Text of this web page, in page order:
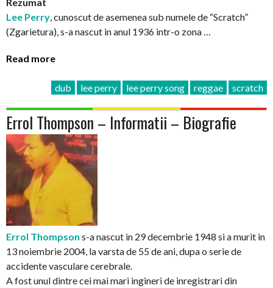
Lee Perry , cunoscut de asemenea sub numele de “Scratch”
(Zgarietura), s-a nascut in anul 1936 intr-o zona …
Read more
dub lee perry lee perry song reggae scratch
Errol Thompson – Informatii – Biografie
Errol Thompson s-a nascut in 29 decembrie 1948 si a murit in
13 noiembrie 2004, la varsta de 55 de ani, dupa o serie de
accidente vasculare cerebrale.
A fost unul dintre cei mai mari ingineri de inregistrari din